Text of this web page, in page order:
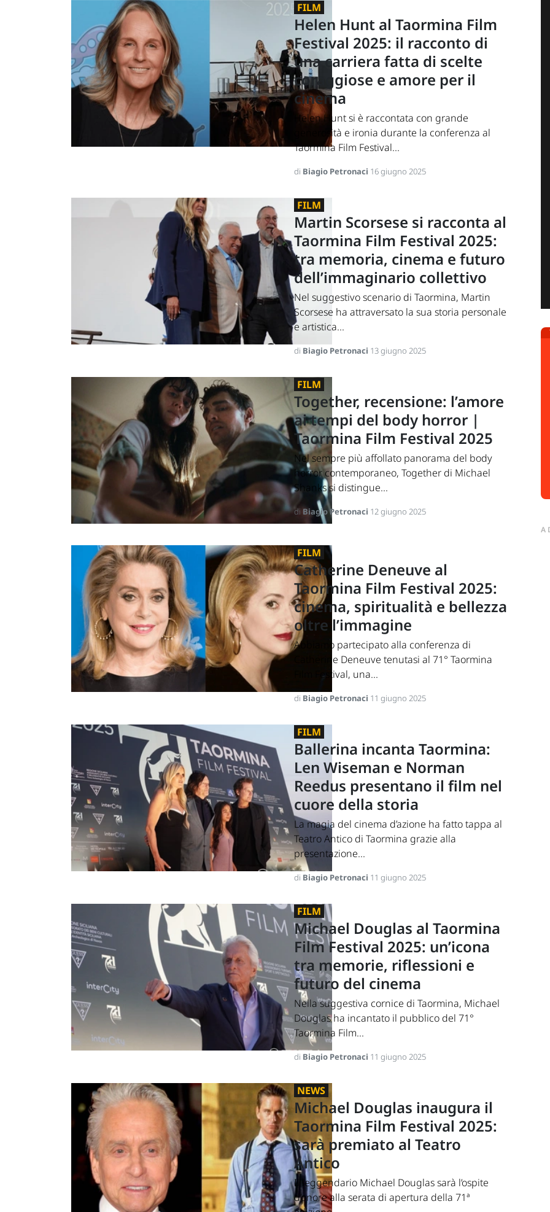
FILM
Helen Hunt al Taormina Film
Festival 2025: il racconto di
una carriera fatta di scelte
coraggiose e amore per il
cinema
Helen Hunt si è raccontata con grande
generosità e ironia durante la conferenza al
Taormina Film Festival...
di Biagio Petronaci 16 giugno 2025
FILM
Martin Scorsese si racconta al
Taormina Film Festival 2025:
tra memoria, cinema e futuro
dell’immaginario collettivo
Nel suggestivo scenario di Taormina, Martin
Scorsese ha attraversato la sua storia personale
e artistica...
di Biagio Petronaci 13 giugno 2025
FILM
Together, recensione: l’amore
ai tempi del body horror |
Taormina Film Festival 2025
Nel sempre più affollato panorama del body
horror contemporaneo, Together di Michael
Shanks si distingue...
di Biagio Petronaci 12 giugno 2025
FILM
Catherine Deneuve al
Taormina Film Festival 2025:
cinema, spiritualità e bellezza
oltre l’immagine
Abbiamo partecipato alla conferenza di
Catherine Deneuve tenutasi al 71° Taormina
Film Festival, una...
di Biagio Petronaci 11 giugno 2025
FILM
Ballerina incanta Taormina:
Len Wiseman e Norman
Reedus presentano il film nel
cuore della storia
La magia del cinema d’azione ha fatto tappa al
Teatro Antico di Taormina grazie alla
presentazione...
di Biagio Petronaci 11 giugno 2025
FILM
Michael Douglas al Taormina
Film Festival 2025: un’icona
tra memorie, riflessioni e
futuro del cinema
Nella suggestiva cornice di Taormina, Michael
Douglas ha incantato il pubblico del 71°
Taormina Film...
di Biagio Petronaci 11 giugno 2025
NEWS
Michael Douglas inaugura il
Taormina Film Festival 2025:
sarà premiato al Teatro
Antico
Il leggendario Michael Douglas sarà l’ospite
d’onore alla serata di apertura della 71ª